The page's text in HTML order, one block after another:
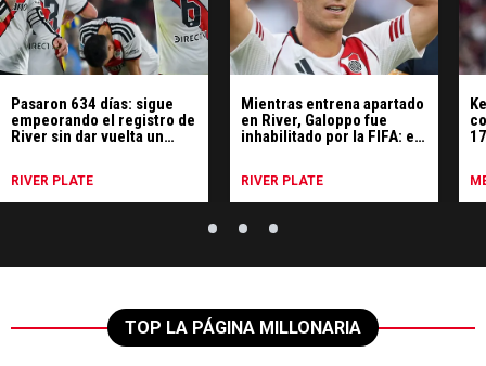
Pasaron 634 días: sigue
empeorando el registro de
River sin dar vuelta un
RIVER PLATE
Mientras entrena apartado
en River, Galoppo fue
inhabilitado por la FIFA: el
RIVER PLATE
TOP LA PÁGINA MILLONARIA